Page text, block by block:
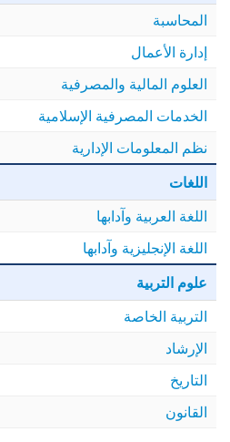
المحاسبة
إدارة الأعمال
العلوم المالية والمصرفية
الخدمات المصرفية الإسلامية
نظم المعلومات الإدارية
اللغات
اللغة العربية وآدابها
اللغة الإنجليزية وآدابها
علوم التربية
التربية الخاصة
الإرشاد
التاريخ
القانون